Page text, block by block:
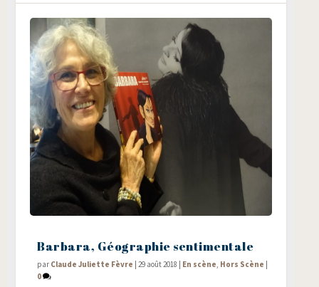
Barbara, Géographie sentimentale
par Claude Juliette Fèvre |29 août 2018 En scène, Hors Scène
0